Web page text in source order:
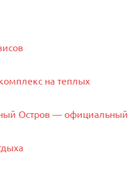
на теплых
Остров — официальный